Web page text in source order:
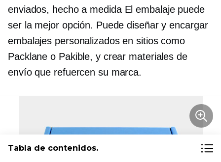
enviados, hecho a medidaEl embalaje puede
ser la mejor opción. Puede diseñar y encargar
embalajes personalizados en sitios como
Packlane o Pakible, y crear materiales de
envío que refuercen su marca.
Tabla de contenidos.